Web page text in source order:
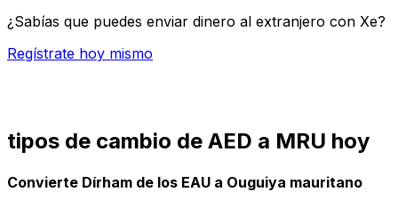
¿Sabías que puedes enviar dinero al extranjero con Xe?
Regístrate hoy mismo
tipos de cambio de AED a MRU hoy
Convierte Dírham de los EAU a Ouguiya mauritano